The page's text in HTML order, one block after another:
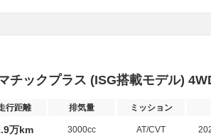
チックプラス (ISG搭載モデル)
行距離 排気量 ミッション
万km 3000cc AT/CVT